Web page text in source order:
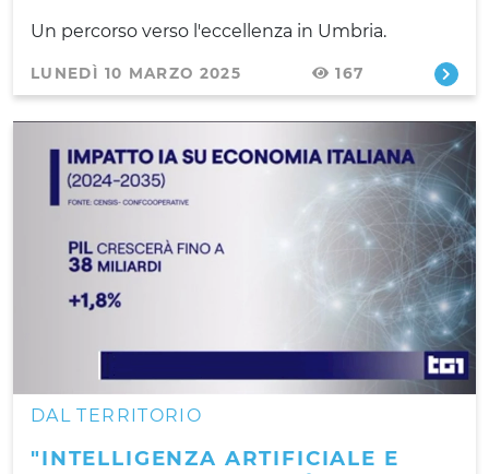
Un percorso verso l'eccellenza in Umbria.
LUNEDÌ 10 MARZO 2025 167
DAL TERRITORIO
"INTELLIGENZA ARTIFICIALE E